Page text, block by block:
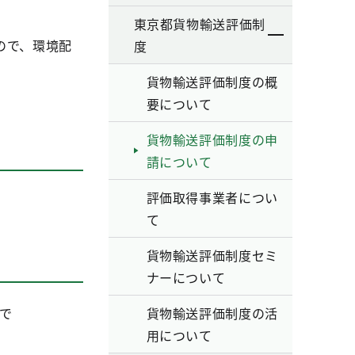
で、環境配
東京都貨物輸送評価制
度
貨物輸送評価制度の概
要について
貨物輸送評価制度の申
請について
評価取得事業者につい
て
貨物輸送評価制度セミ
ナーについて
貨物輸送評価制度の活
用について